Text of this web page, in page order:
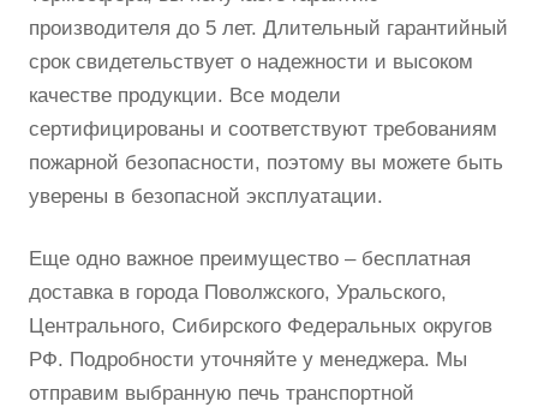
производителя до 5 лет. Длительный гарантийный
срок свидетельствует о надежности и высоком
качестве продукции. Все модели
сертифицированы и соответствуют требованиям
пожарной безопасности, поэтому вы можете быть
уверены в безопасной эксплуатации.
Еще одно важное преимущество – бесплатная
доставка в города Поволжского, Уральского,
Центрального, Сибирского Федеральных округов
РФ. Подробности уточняйте у менеджера. Мы
отправим выбранную печь транспортной